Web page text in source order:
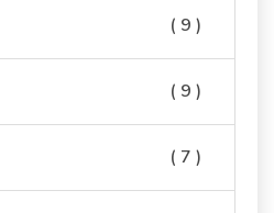
( 9 )
( 9 )
( 7 )